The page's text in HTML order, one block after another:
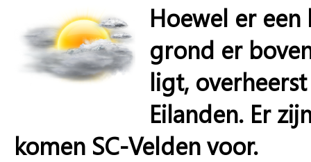
Hoewel er
grond er
ligt,
Eilanden. Er
komen SC-Velden voor.